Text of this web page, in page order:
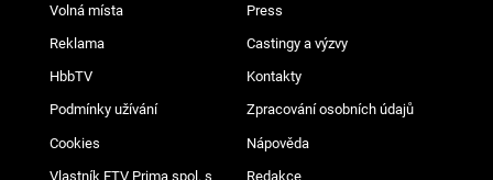
Volná místa Press
Reklama Castingy a výzvy
HbbTV Kontakty
Podmínky užívání Zpracování osobních údajů
Cookies Nápověda
Vlastník FTV Prima spol. s Redakce